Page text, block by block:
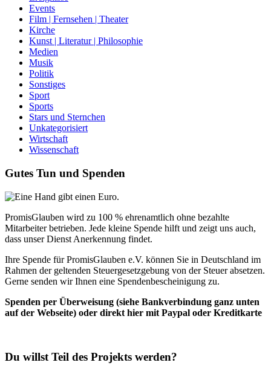
Events
Film | Fernsehen | Theater
Kirche
Kunst | Literatur | Philosophie
Medien
Musik
Politik
Sonstiges
Sport
Sports
Stars und Sternchen
Unkategorisiert
Wirtschaft
Wissenschaft
Gutes Tun und Spenden
PromisGlauben wird zu 100 % ehrenamtlich ohne bezahlte
Mitarbeiter betrieben. Jede kleine Spende hilft und zeigt uns auch,
dass unser Dienst Anerkennung findet.
Ihre Spende für PromisGlauben e.V. können Sie in Deutschland im
Rahmen der geltenden Steuergesetzgebung von der Steuer absetzen.
Gerne senden wir Ihnen eine Spendenbescheinigung zu.
Spenden per Überweisung (siehe Bankverbindung ganz unten
auf der Webseite) oder direkt hier mit Paypal oder Kreditkarte
Du willst Teil des Projekts werden?